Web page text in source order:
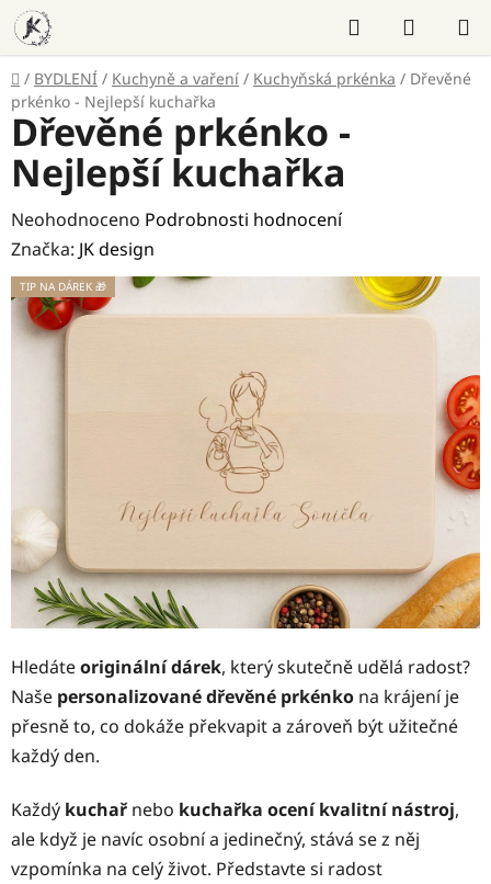
Přejít
na
obsah
Hledat
KOŠÍK
Domů
/ BYDLENÍ / Kuchyně a vaření / Kuchyňská prkénka / Dřevěné
prkénko - Nejlepší kuchařka
Hledáteoriginální dárek, který skutečně udělá radost?
Naše personalizované dřevěné prkénko na krájení je
přesně to, co dokáže překvapit a zároveň být užitečné
každý den.
Každý kuchařnebo kuchařka ocení kvalitní nástroj,
ale když je navíc osobní a jedinečný, stává se z něj
vzpomínka na celý život. Představte si radost
Dřevěné prkénko -
Nejlepší kuchařka
Průměrné
hodnocení
produktu
je
0,0
Neohodnoceno Podrobnosti hodnocení
Značka: JK design
TIP NA DÁREK 🎁